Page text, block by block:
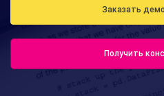
Заказать
Получить